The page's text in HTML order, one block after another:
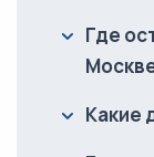
Где
Какие